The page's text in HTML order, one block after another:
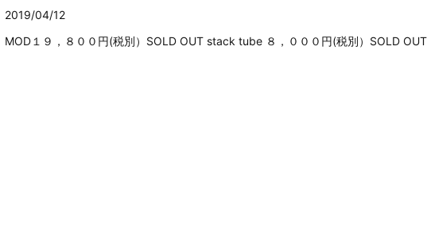
2019/04/12
MOD１９，８００円(税別）SOLD OUT stack tube ８，０００円(税別）SOLD OUT